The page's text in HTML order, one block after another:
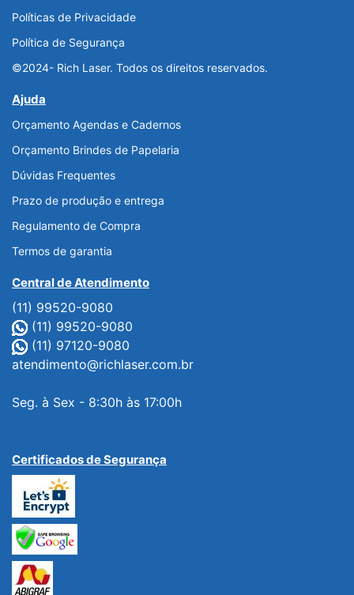
Políticas de Privacidade
Política de Segurança
©2024- Rich Laser. Todos os direitos reservados.
Ajuda
Orçamento Agendas e Cadernos
Orçamento Brindes de Papelaria
Dúvidas Frequentes
Prazo de produção e entrega
Regulamento de Compra
Termos de garantia
Central de Atendimento
(11) 99520-9080
(11) 99520-9080
(11) 97120-9080
atendimento@richlaser.com.br
Seg. à Sex - 8:30h às 17:00h
Certificados de Segurança